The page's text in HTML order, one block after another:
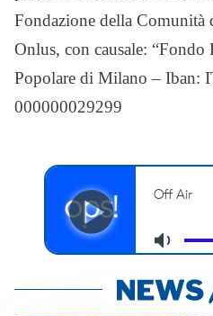
Fondazione della Comunità
Onlus, con causale:
Popolare di Milano – Iban:
000000029299